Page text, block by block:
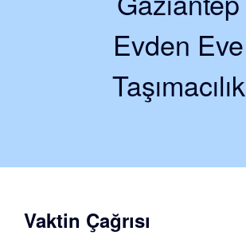
Evden Eve
Taşımacılık
Vaktin Çağrısı